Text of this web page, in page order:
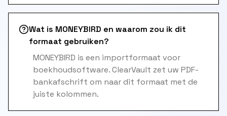
Wat is MONEYBIRD en waarom zou ik dit
formaat gebruiken?
MONEYBIRD is een importformaat voor
boekhoudsoftware. ClearVault zet uw PDF-
bankafschrift om naar dit formaat met de
juiste kolommen.